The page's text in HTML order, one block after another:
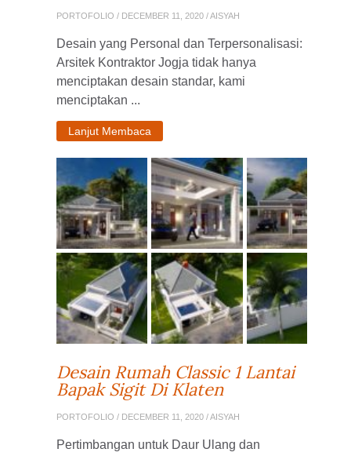
PORTOFOLIO / DECEMBER 11, 2020 / AISYAH
Desain yang Personal dan Terpersonalisasi:
Arsitek Kontraktor Jogja tidak hanya
menciptakan desain standar, kami
menciptakan ...
Lanjut Membaca
Desain Rumah Classic 1 Lantai
Bapak Sigit Di Klaten
PORTOFOLIO / DECEMBER 11, 2020 / AISYAH
Pertimbangan untuk Daur Ulang dan